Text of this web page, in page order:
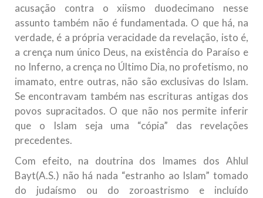
acusação contra o xiismo duodecimano nesse
assunto também não é fundamentada. O que há, na
verdade, é a própria veracidade da revelação, isto é,
a crença num único Deus, na existência do Paraíso e
no Inferno, a crença no Último Dia, no profetismo, no
imamato, entre outras, não são exclusivas do Islam.
Se encontravam também nas escrituras antigas dos
povos supracitados. O que não nos permite inferir
que o Islam seja uma “cópia” das revelações
precedentes.
Com efeito, na doutrina dos Imames dos Ahlul
Bayt(A.S.) não há nada “estranho ao Islam” tomado
do judaísmo ou do zoroastrismo e incluído